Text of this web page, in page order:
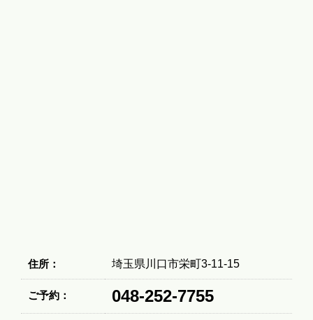
住所： 埼玉県川口市栄町3-11-15
ご予約： 048-252-7755